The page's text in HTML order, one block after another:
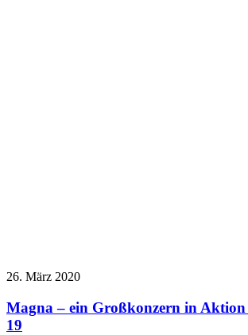
26. März 2020
Magna – ein Großkonzern in Aktion
19